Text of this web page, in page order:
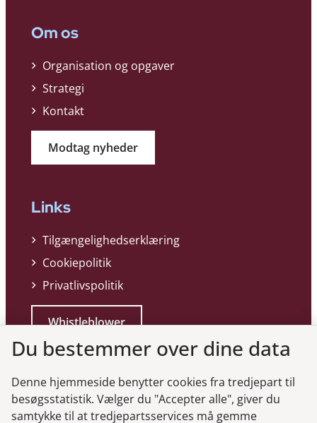
Om os
Organisation og opgaver
Strategi
Kontakt
Modtag nyheder
Links
Tilgængelighedserklæring
Cookiepolitik
Privatlivspolitik
Whistleblower
Du bestemmer over dine data
Denne hjemmeside benytter cookies fra tredjepart til
besøgsstatistik. Vælger du "Accepter alle", giver du
samtykke til at tredjepartsservices må gemme